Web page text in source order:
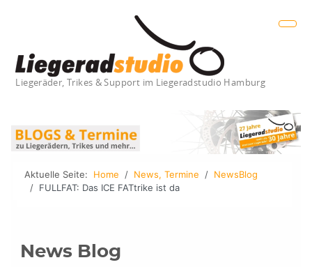
Liegeräder, Trikes & Support im Liegeradstudio Hamburg
Aktuelle Seite: Home News, Termine
NewsBlog
FULLFAT: Das ICE FATtrike ist da
News Blog